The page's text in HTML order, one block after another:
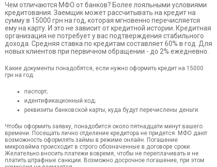
Чем отличаются МФО от банков? Более лояльными условиями
кредитования. Заемщик может рассчитывать на кредит на
сумму в 15000 грн на год, которая мгновенно перечисляется
ему на карту. И это не зависит от кредитной истории. Кредитная
организация не потребует у вас подтверждения стабильного
дохода. Средняя ставка по кредитам составляет 60% в год. Для
новых клиентов при первичном обращении - до 2% ежедневно.
Какие документы понадобятся, если нужно оформить кредит на 15000
грн на год:
паспорт;
идентификационный код;
реквизиты банковской карты, куда будут перечислены деньги.
Чтобы оформить заявку, понадобится около пятнадцати минут вашего
времени. Посещать лично отделение кредитора не придется. МФО дают
возможность оформлять займы в режиме онлайн. Погашение
микрозайма происходит в строго обозначенные в договоре сроки.
Желательно вносить платежи вовремя, чтобы не переплачивать и не
платить штрафные санкции. Возможно досрочное погашение, при этом